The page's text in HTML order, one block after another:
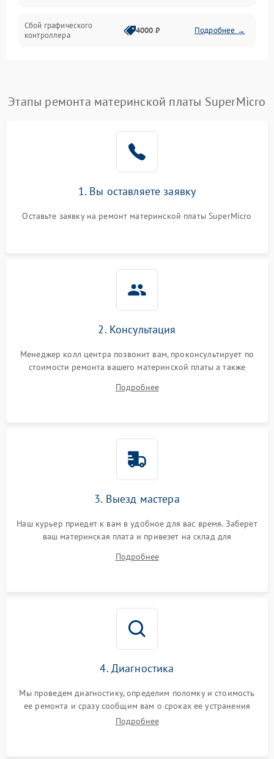
Сбой графического
контроллера
4000 ₽ Подробнее →
Этапы ремонта материнской платы SuperMicro
1. Вы оставляете заявку
Оставьте заявку на ремонт материнской платы SuperMicro
2. Консультация
Менеджер колл центра позвонит вам, проконсультирует по
стоимости ремонта вашего материнской платы а также
Подробнее
3. Выезд мастера
Наш курьер приедет к вам в удобное для вас время. Заберет
ваш материнская плата и привезет на склад для
Подробнее
4. Диагностика
Мы проведем диагностику, определим поломку и стоимость
ее ремонта и сразу сообщим вам о сроках ее устранения
Подробнее